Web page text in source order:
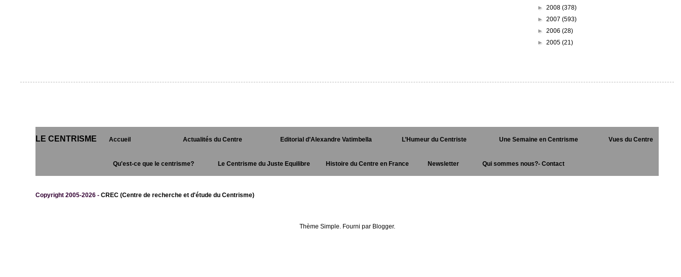
► 2008 (378)
► 2007 (593)
► 2006 (28)
► 2005 (21)
LE CENTRISME Accueil Actualités du Centre Editorial d’Alexandre Vatimbella L’Humeur du Centriste Une Semaine en Centrisme Vues du Centre
Qu'est-ce que le centrisme? Le Centrisme du Juste Equilibre Histoire du Centre en France Newsletter Qui sommes nous?- Contact
Copyright 2005-2026 - CREC (Centre de recherche et d'étude du Centrisme)
Thème Simple. Fourni par Blogger.